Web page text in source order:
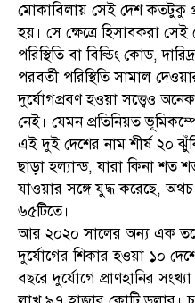
মোকাবিলায় সেই দেশ কতটুকু
হয়। সে ক্ষেত্রে হিসাবকরা
পরিস্থিতি বা বিল্ডিং কোড,
পরবর্তী পরিস্থিতি সামাল
দুর্যোগপ্রবণ হওয়া সত্ত্বেও
নেই। যেমন প্রতিনিয়ত
এই দুই দেশের নাম শীর্ষ ২০
ছাড়া হল্যান্ড, যারা কিনা শত
যাওয়ার সঙ্গে যুদ্ধ করেছে,
৬৫টিতে।
আর ২০২০ সালের অন্য এক
দুর্যোগের শিকার হওয়া ১০
বছরে দুর্যোগে প্রাণহানির